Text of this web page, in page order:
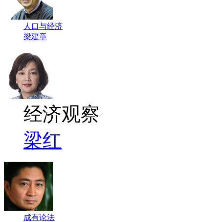
人口与经济
梁建章
经济观察
梁红
成有论法